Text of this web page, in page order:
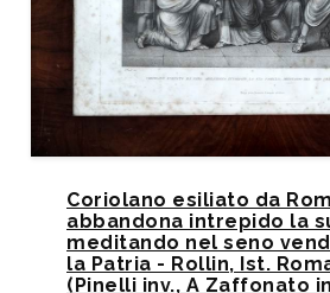
Coriolano esiliato da
abbandona intrepido la
meditando nel seno
la Patria - Rollin, Ist.
(Pinelli inv., A Zaffonato